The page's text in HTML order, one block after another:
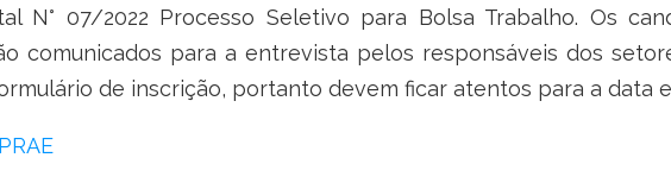
N° 07/2022 Processo Seletivo para Bolsa Trabalho. Os
comunicados para a entrevista pelos responsáveis dos
de inscrição, portanto devem ficar atentos para a data